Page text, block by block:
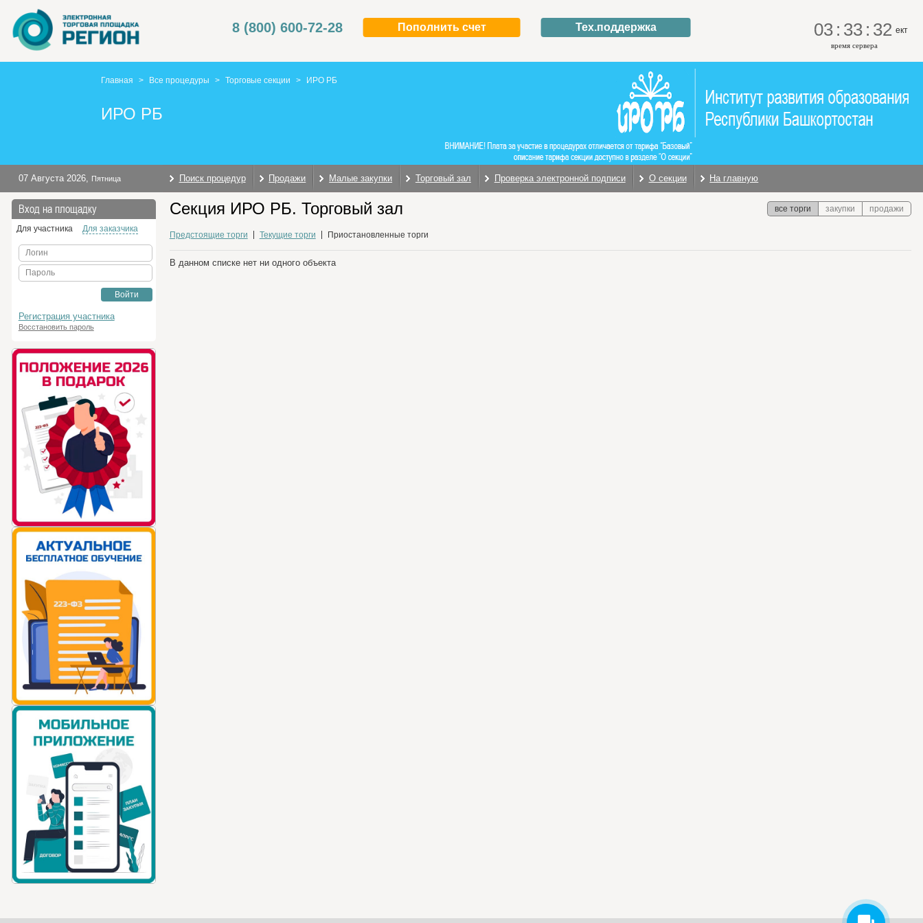
8 (800) 600-72-28 Пополнить счет Тех.поддержка 03 : 33 : 33 ект
время сервера
Главная > Все процедуры > Торговые секции > ИРО РБ
ИРО РБ
07 Августа 2026, Пятница Поиск процедур Продажи Малые закупки Торговый зал Проверка электронной подписи О секции На главную
Вход на площадку
Для участника Для заказчика
Логин
Пароль
Войти
Регистрация участника
Восстановить пароль
Секция ИРО РБ. Торговый зал все торги закупки продажи
Предстоящие торги Текущие торги Приостановленные торги
В данном списке нет ни одного объекта